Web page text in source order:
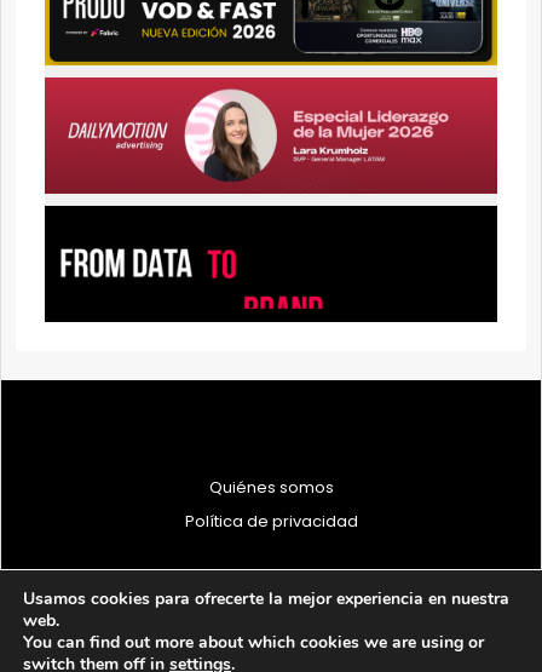
Quiénes somos
Política de privacidad
© 1997 - 2026 PRODU - Todos los derechos reservados
Usamos cookies para ofrecerte la mejor experiencia en nuestra
web.
You can find out more about which cookies we are using or
switch them off in settings.